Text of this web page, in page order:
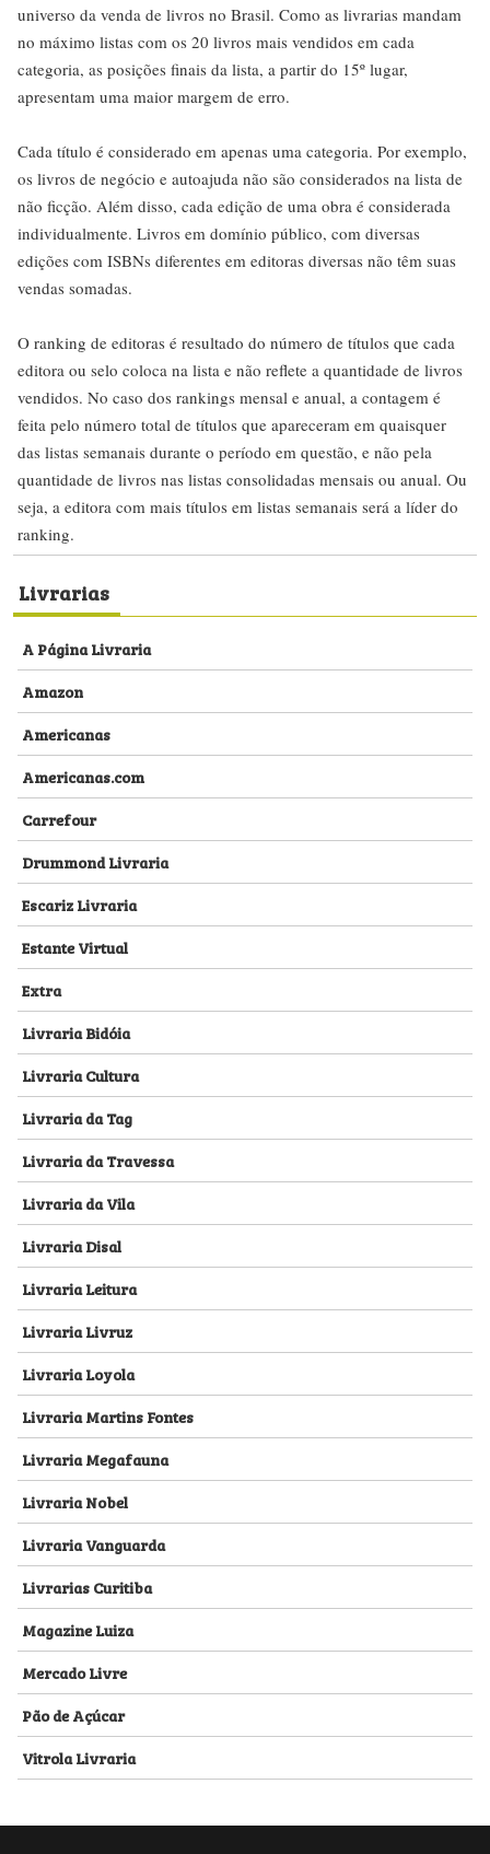
universo da venda de livros no Brasil. Como as livrarias mandam
no máximo listas com os 20 livros mais vendidos em cada
categoria, as posições finais da lista, a partir do 15º lugar,
apresentam uma maior margem de erro.
Cada título é considerado em apenas uma categoria. Por exemplo,
os livros de negócio e autoajuda não são considerados na lista de
não ficção. Além disso, cada edição de uma obra é considerada
individualmente. Livros em domínio público, com diversas
edições com ISBNs diferentes em editoras diversas não têm suas
vendas somadas.
O ranking de editoras é resultado do número de títulos que cada
editora ou selo coloca na lista e não reflete a quantidade de livros
vendidos. No caso dos rankings mensal e anual, a contagem é
feita pelo número total de títulos que apareceram em quaisquer
das listas semanais durante o período em questão, e não pela
quantidade de livros nas listas consolidadas mensais ou anual. Ou
seja, a editora com mais títulos em listas semanais será a líder do
ranking.
Livrarias
A Página Livraria
Amazon
Americanas
Americanas.com
Carrefour
Drummond Livraria
Escariz Livraria
Estante Virtual
Extra
Livraria Bidóia
Livraria Cultura
Livraria da Tag
Livraria da Travessa
Livraria da Vila
Livraria Disal
Livraria Leitura
Livraria Livruz
Livraria Loyola
Livraria Martins Fontes
Livraria Megafauna
Livraria Nobel
Livraria Vanguarda
Livrarias Curitiba
Magazine Luiza
Mercado Livre
Pão de Açúcar
Vitrola Livraria